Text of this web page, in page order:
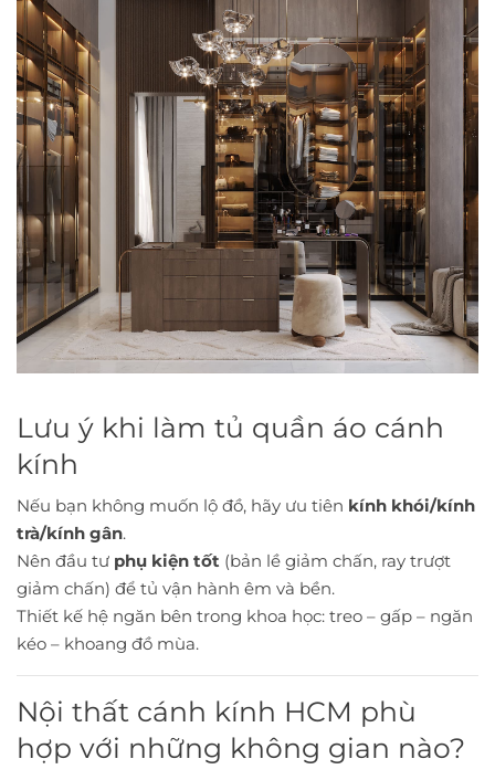
Lưu ý khi làm tủ quần áo cánh
kính
Nếu bạn không muốn lộ đồ, hãy ưu tiên kính khói/kính
trà/kính gân.
Nên đầu tư phụ kiện tốt (bản lề giảm chấn, ray trượt
giảm chấn) để tủ vận hành êm và bền.
Thiết kế hệ ngăn bên trong khoa học: treo – gấp – ngăn
kéo – khoang đồ mùa.
Nội thất cánh kính HCM phù
hợp với những không gian nào?